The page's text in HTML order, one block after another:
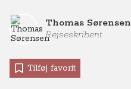
Thomas Sørensen
Rejseskribent
Tilføj favorit